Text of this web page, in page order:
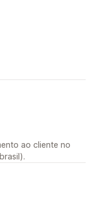
ao cliente no